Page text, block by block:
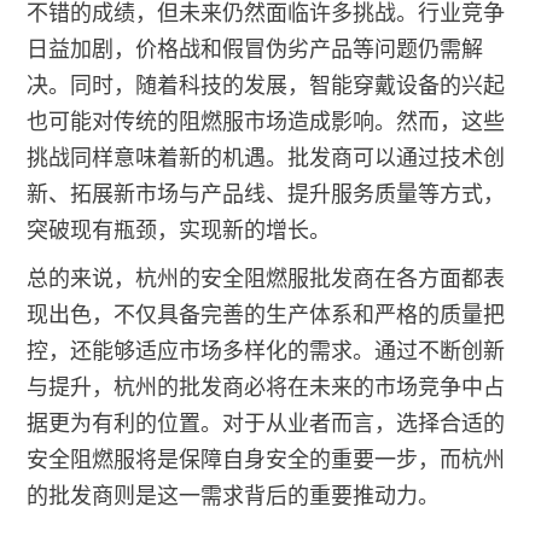
不错的成绩，但未来仍然面临许多挑战。行业竞争
日益加剧，价格战和假冒伪劣产品等问题仍需解
决。同时，随着科技的发展，智能穿戴设备的兴起
也可能对传统的阻燃服市场造成影响。然而，这些
挑战同样意味着新的机遇。批发商可以通过技术创
新、拓展新市场与产品线、提升服务质量等方式，
突破现有瓶颈，实现新的增长。
总的来说，杭州的安全阻燃服批发商在各方面都表
现出色，不仅具备完善的生产体系和严格的质量把
控，还能够适应市场多样化的需求。通过不断创新
与提升，杭州的批发商必将在未来的市场竞争中占
据更为有利的位置。对于从业者而言，选择合适的
安全阻燃服将是保障自身安全的重要一步，而杭州
的批发商则是这一需求背后的重要推动力。